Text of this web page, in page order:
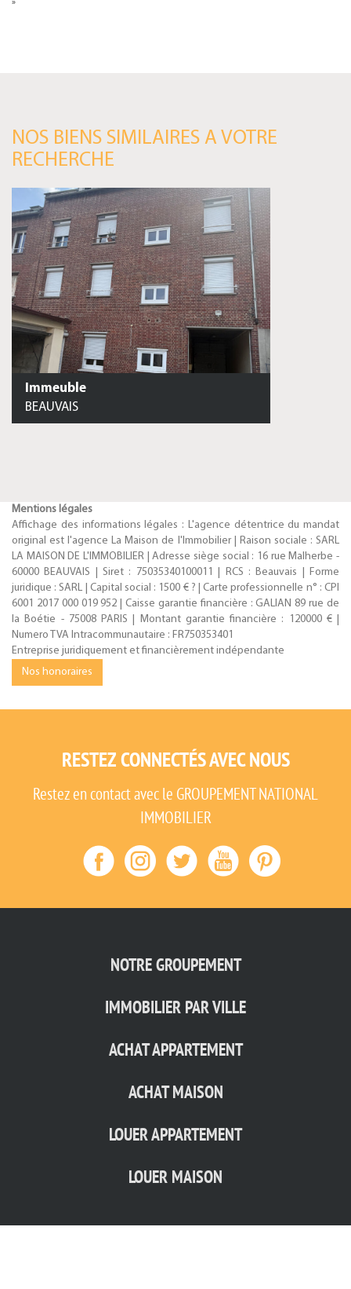
»
NOS BIENS SIMILAIRES A VOTRE
RECHERCHE
Immeuble
BEAUVAIS
Mentions légales
Affichage des informations légales : L'agence détentrice du mandat
original est l'agence La Maison de l'Immobilier | Raison sociale : SARL
LA MAISON DE L'IMMOBILIER | Adresse siège social : 16 rue Malherbe -
60000 BEAUVAIS | Siret : 75035340100011 | RCS : Beauvais | Forme
juridique : SARL | Capital social : 1500 € ? | Carte professionnelle n° : CPI
6001 2017 000 019 952 | Caisse garantie financière : GALIAN 89 rue de
la Boétie - 75008 PARIS | Montant garantie financière : 120000 € |
Numero TVA Intracommunautaire : FR750353401
Entreprise juridiquement et financièrement indépendante
Nos honoraires
RESTEZ CONNECTÉS AVEC NOUS
Restez en contact avec le GROUPEMENT NATIONAL
IMMOBILIER
NOTRE GROUPEMENT
IMMOBILIER PAR VILLE
ACHAT APPARTEMENT
ACHAT MAISON
LOUER APPARTEMENT
LOUER MAISON